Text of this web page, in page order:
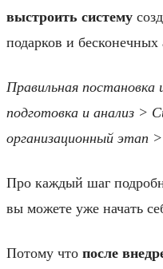
выстроить систему
подарков и бесконечных
Правильная
подготовка и анализ >
организационный этап
Про каждый шаг
вы можете уже начать
Потому что после